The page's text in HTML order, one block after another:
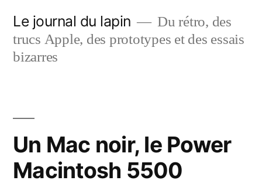
contenu
Le journal du lapin
Du rétro, des
trucs Apple, des prototypes et des essais
bizarres
Un Mac noir, le Power
Macintosh 5500